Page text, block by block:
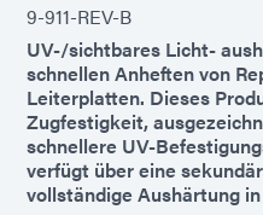
9-911-REV-B
UV-/sichtbares Licht-
schnellen Anheften von
Leiterplatten. Dieses
Zugfestigkeit,
schnellere UV-
verfügt über eine
vollständige Aushärtung